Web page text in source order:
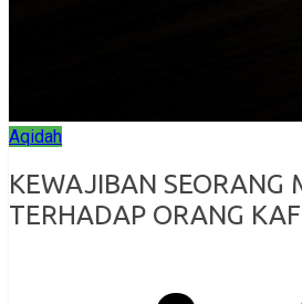
Aqidah
KEWAJIBAN SEORANG
TERHADAP ORANG